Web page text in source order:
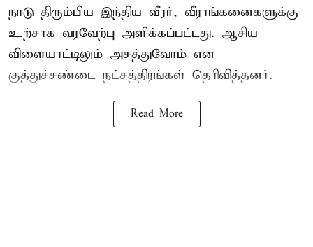
நாடு திரும்பிய இந்திய வீரர், வீராங்கனைகளுக்கு
உற்சாக வரவேற்பு அளிக்கப்பட்டது. ஆசிய
விளையாட்டிலும் அசத்துவோம் என
குத்துச்சண்டை நட்சத்திரங்கள் தெரிவித்தனர்.
Read More